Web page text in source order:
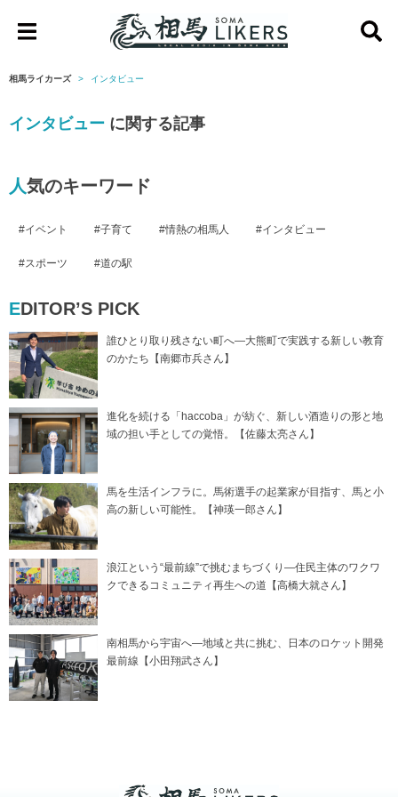
馬
イ
ズ
相馬ライカーズ インタビュー
インタビュー に関する記事
人気のキーワード
イベント 子育て 情熱の相馬人 インタビュー
スポーツ 道の駅
EDITOR’S PICK
誰ひとり取り残さない町へ―大熊町で実践する新しい教育
のかたち【南郷市兵さん】
進化を続ける「haccoba」が紡ぐ、新しい酒造りの形と地
域の担い手としての覚悟。【佐藤太亮さん】
馬を生活インフラに。馬術選手の起業家が目指す、馬と小
高の新しい可能性。【神瑛一郎さん】
浪江という“最前線”で挑むまちづくり―住民主体のワクワ
クできるコミュニティ再生への道【高橋大就さん】
南相馬から宇宙へ―地域と共に挑む、日本のロケット開発
最前線【小田翔武さん】